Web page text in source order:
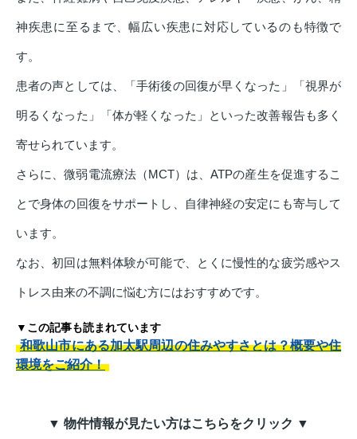
神疾患に至るまで、幅広い疾患に対応しているのも特徴で
す。
患者の声としては、「手術後の回復が早くなった」「視界が
明るくなった」「体が軽くなった」といった改善報告も多く
寄せられています。
さらに、微弱電流療法（MCT）は、ATPの産生を促進するこ
とで身体の回復をサポートし、自律神経の安定にも寄与して
います。
なお、初回は無料体験が可能で、とくに慢性的な疲労感やス
トレス由来の不調に悩む方にはおすすめです。
▼この記事も読まれています
和歌山市にある加太駅周辺の住みやすさとは？概要や住
環境をご紹介！
▼ 物件情報が見たい方はこちらをクリック ▼